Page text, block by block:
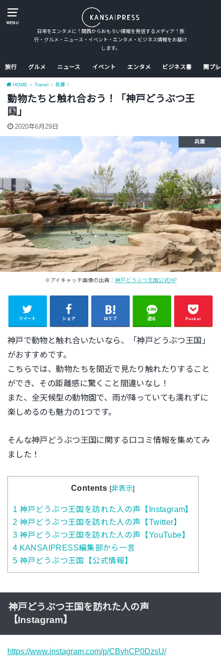
MENU
日常をエンタメに！関西からおもろい情報を発信するメディア！旅
行・グルメ・ニュース・イベント・エンタメ・ビジネス情報をお届け
します。
旅行 グルメ ニュース イベント エンタメ ビジネス書 関プ
HOME Travel 兵庫
動物たちと触れ合おう！「神戸どうぶつ王
国」
2020年6月29日
※アイキャッチ画像の出典： 神戸どうぶつ王国公式HP
兵庫
ツイート シェア はてブ 送る Pocket
神戸で動物と触れ合いたいなら、「神戸どうぶつ王国」
がおすすめです。
こちらでは、動物たちを間近で見たり触れたりすること
ができ、その距離感に驚くこと間違いなし！
また、全天候型の動物園で、雨が降っていても濡れずに
楽しめるのも魅力の1つです。
そんな神戸どうぶつ王国に関する口コミ情報を集めてみ
ました！
Contents [非表示]
1 神戸どうぶつ王国を訪れた人の声【Instagram】
2 神戸どうぶつ王国を訪れた人の声【Twitter】
3 神戸どうぶつ王国を訪れた人の声【YouTube】
4 KANSAIPRESS編集部から一言
5 神戸どうぶつ王国【公式情報】
神戸どうぶつ王国を訪れた人の声
【Instagram】
https://www.instagram.com/p/CBvhCP0DzsU/